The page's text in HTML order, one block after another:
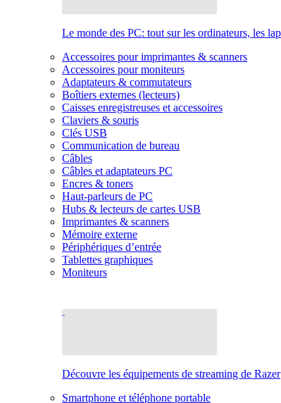
Le monde des PC: tout sur les ordinateurs, les
Accessoires pour imprimantes & scanners
Accessoires pour moniteurs
Adaptateurs & commutateurs
Boîtiers externes (lecteurs)
Caisses enregistreuses et accessoires
Claviers & souris
Clés USB
Communication de bureau
Câbles
Câbles et adaptateurs PC
Encres & toners
Haut-parleurs de PC
Hubs & lecteurs de cartes USB
Imprimantes & scanners
Mémoire externe
Périphériques d’entrée
Tablettes graphiques
Moniteurs
Découvre les équipements de streaming de Razer
Smartphone et téléphone portable